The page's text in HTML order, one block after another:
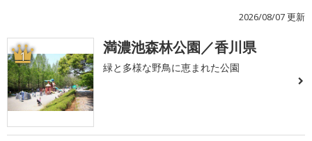
2026/08/07 更新
1 満濃池森林公園／香川県
緑と多様な野鳥に恵まれた公園